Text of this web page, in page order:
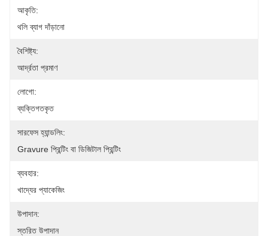
আকৃতি:
থলি ব্যাগ দাঁড়ানো
বৈশিষ্ট্য:
আর্দ্রতা প্রমাণ
লোগো:
ব্যক্তিগতকৃত
সারফেস হ্যান্ডলিং:
Gravure প্রিন্টিং বা ডিজিটাল প্রিন্টিং
ব্যবহার:
খাদ্যের প্যাকেজিং
উপাদান:
স্তরিত উপাদান